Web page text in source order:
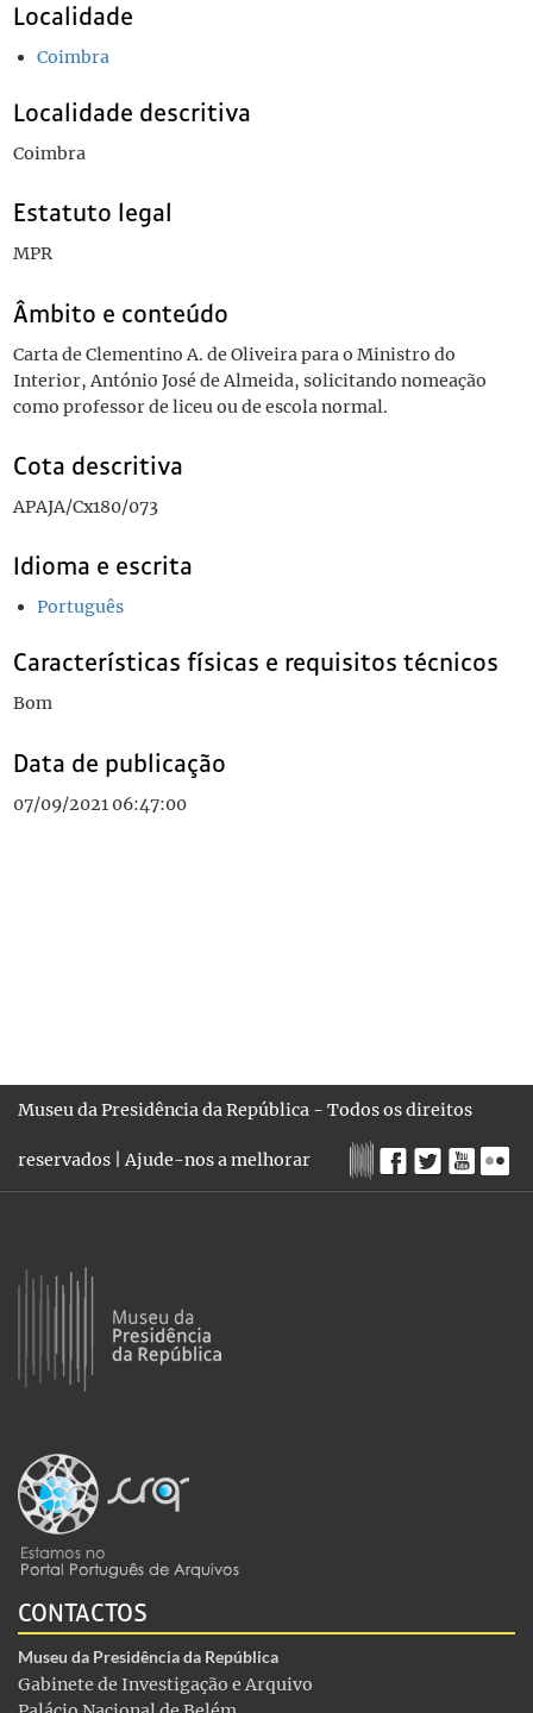
Localidade
Coimbra
Localidade descritiva
Coimbra
Estatuto legal
MPR
Âmbito e conteúdo
Carta de Clementino A. de Oliveira para o Ministro do
Interior, António José de Almeida, solicitando nomeação
como professor de liceu ou de escola normal.
Cota descritiva
APAJA/Cx180/073
Idioma e escrita
Português
Características físicas e requisitos técnicos
Bom
Data de publicação
07/09/2021 06:47:00
Museu da Presidência da República - Todos os direitos
reservados |Ajude-nos a melhorar
CONTACTOS
Museu da Presidência da República
Gabinete de Investigação e Arquivo